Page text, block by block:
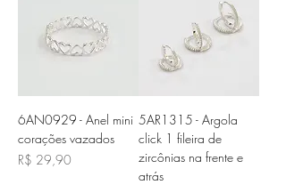
6AN0929 - Anel mini
corações vazados
Preço
R$ 29,90
5AR1315 - Argola
click 1 fileira de
zircônias na frente e
atrás